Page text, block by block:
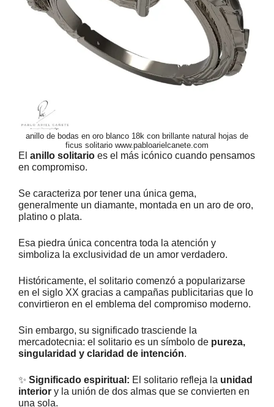
anillo de bodas en oro blanco 18k con brillante natural hojas de
ficus solitario www.pabloarielcanete.com
El anillo solitario es el más icónico cuando pensamos
en compromiso.
Se caracteriza por tener una única gema,
generalmente un diamante, montada en un aro de oro,
platino o plata.
Esa piedra única concentra toda la atención y
simboliza la exclusividad de un amor verdadero.
Históricamente, el solitario comenzó a popularizarse
en el siglo XX gracias a campañas publicitarias que lo
convirtieron en el emblema del compromiso moderno.
Sin embargo, su significado trasciende la
mercadotecnia: el solitario es un símbolo de pureza,
singularidad y claridad de intención.
✨ Significado espiritual: El solitario refleja la unidad
interior y la unión de dos almas que se convierten en
una sola.